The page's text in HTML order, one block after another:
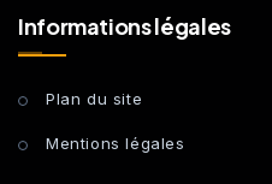
Informations légales
Plan du site
Mentions légales